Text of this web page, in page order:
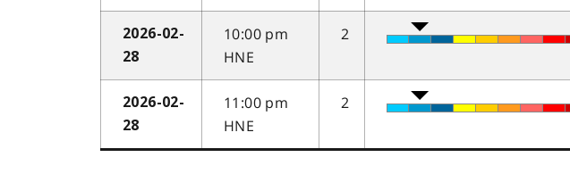
2026-02-
28
10:00 pm
HNE
2
2026-02-
28
11:00 pm
HNE
2